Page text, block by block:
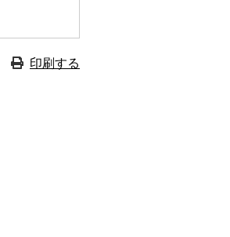
印刷する